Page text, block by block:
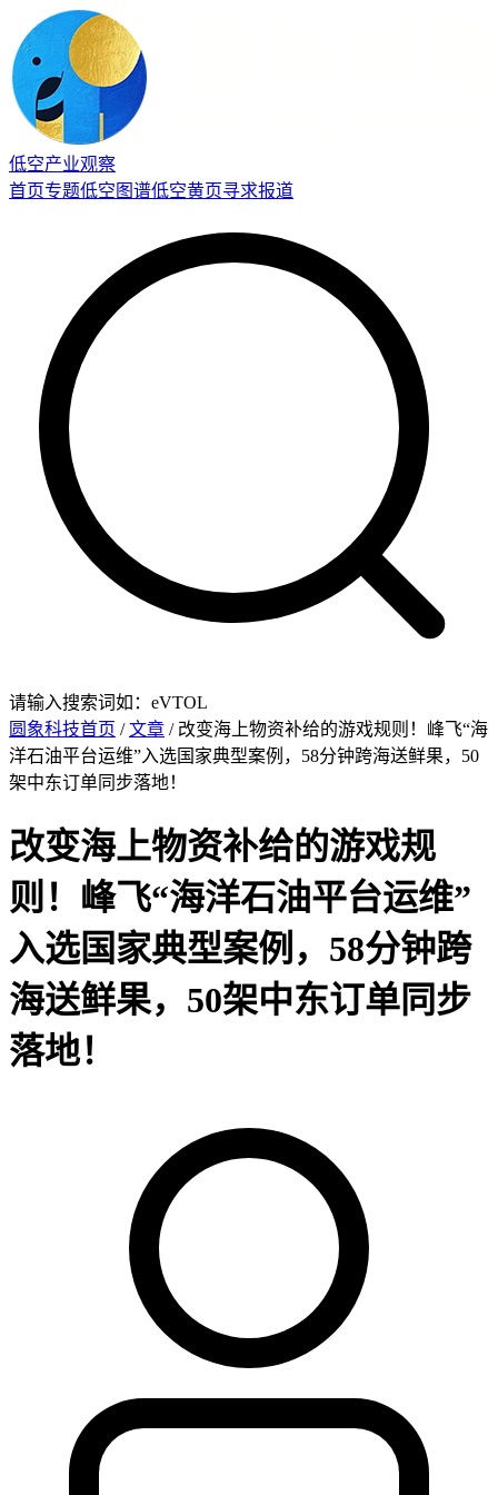
低空产业观察
首页专题低空图谱低空黄页寻求报道
请输入搜索词如：eVTOL
圆象科技首页 /文章 / 改变海上物资补给的游戏规则！峰飞“海
洋石油平台运维”入选国家典型案例，58分钟跨海送鲜果，50
架中东订单同步落地！
改变海上物资补给的游戏规
则！峰飞“海洋石油平台运维”
入选国家典型案例，58分钟跨
海送鲜果，50架中东订单同步
落地！